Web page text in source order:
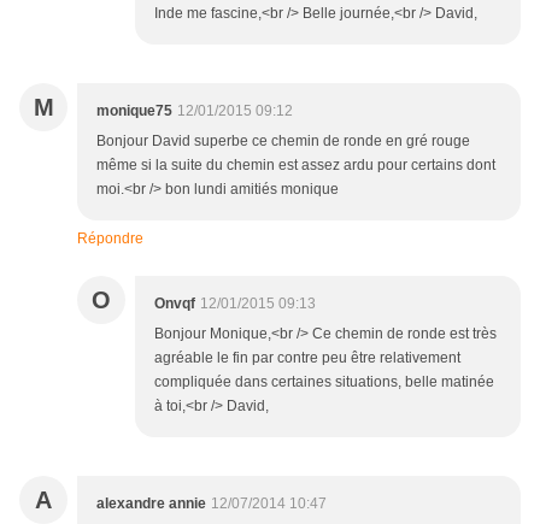
Inde me fascine,<br /> Belle journée,<br /> David,
M monique75 12/01/2015 09:12
Bonjour David superbe ce chemin de ronde en gré rouge
même si la suite du chemin est assez ardu pour certains dont
moi.<br /> bon lundi amitiés monique
Répondre
O Onvqf 12/01/2015 09:13
Bonjour Monique,<br /> Ce chemin de ronde est très
agréable le fin par contre peu être relativement
compliquée dans certaines situations, belle matinée
à toi,<br /> David,
A alexandre annie 12/07/2014 10:47